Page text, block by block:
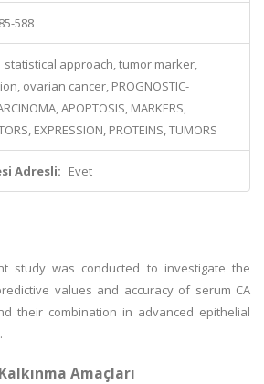
588
statistical approach, tumor marker,
ovarian cancer, PROGNOSTIC-
APOPTOSIS, MARKERS,
EXPRESSION, PROTEINS, TUMORS
Adresli: Evet
study was conducted to investigate the
values and accuracy of serum CA
their combination in advanced epithelial
Amaçları